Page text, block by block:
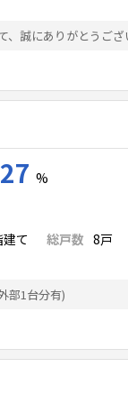
%
建て 総戸数 8戸
部1台分有)